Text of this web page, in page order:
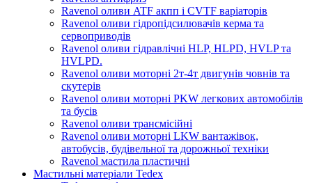
Ravenol оливи ATF акпп і CVTF варіаторів
Ravenol оливи гідропідсилювачів керма та
сервоприводів
Ravenol оливи гідравлічні HLP, HLPD, HVLP та
HVLPD.
Ravenol оливи моторні 2т-4т двигунів човнів та
скутерів
Ravenol оливи моторні PKW легкових автомобілів
та бусів
Ravenol оливи трансмісійні
Ravenol оливи моторні LKW вантажівок,
автобусів, будівельної та дорожньої техніки
Ravenol мастила пластичні
Мастильні матеріали Tedex